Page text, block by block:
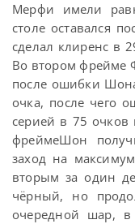
Мерфи имели
столе оставался
сделал клиренс в
Во втором фрейме
после ошибки
очка, после чего
серией в 75 очков
фреймеШон
заход на
вторым за один
чёрный, но
очередной шар, в